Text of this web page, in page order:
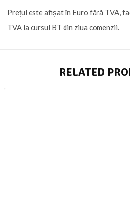
Prețul este afișat în Euro fără TVA,
TVA la cursul BT din ziua comenzii.
RELATED